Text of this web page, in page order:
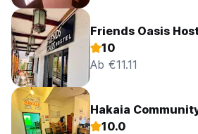
Friends Oasis
10
Ab €11.11
Hakaia
10.0